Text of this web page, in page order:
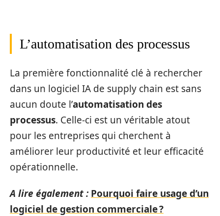
L’automatisation des processus
La première fonctionnalité clé à rechercher
dans un logiciel IA de supply chain est sans
aucun doute l’automatisation des
processus. Celle-ci est un véritable atout
pour les entreprises qui cherchent à
améliorer leur productivité et leur efficacité
opérationnelle.
A lire également : Pourquoi faire usage d’un
logiciel de gestion commerciale ?